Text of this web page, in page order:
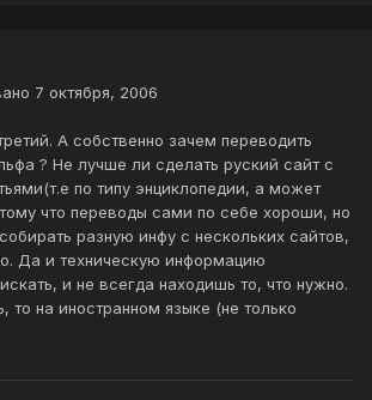
7 октября, 2006
А собственно зачем переводить
? Не лучше ли сделать руский сайт с
по типу энциклопедии, а может
что переводы сами по себе хороши, но
разную инфу с нескольких сайтов,
Да и техническую информацию
и не всегда находишь то, что нужно.
то на иностранном языке (не только